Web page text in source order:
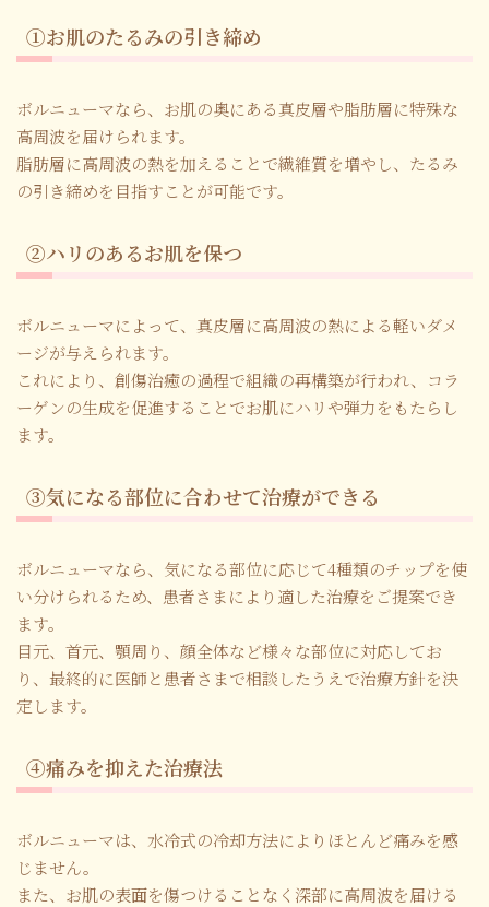
①お肌のたるみの引き締め
ボルニューマなら、お肌の奥にある真皮層や脂肪層に特殊な
高周波を届けられます。
脂肪層に高周波の熱を加えることで繊維質を増やし、たるみ
の引き締めを目指すことが可能です。
②ハリのあるお肌を保つ
ボルニューマによって、真皮層に高周波の熱による軽いダメ
ージが与えられます。
これにより、創傷治癒の過程で組織の再構築が行われ、コラ
ーゲンの生成を促進することでお肌にハリや弾力をもたらし
ます。
③気になる部位に合わせて治療ができる
ボルニューマなら、気になる部位に応じて4種類のチップを使
い分けられるため、患者さまにより適した治療をご提案でき
ます。
目元、首元、顎周り、顔全体など様々な部位に対応してお
り、最終的に医師と患者さまで相談したうえで治療方針を決
定します。
④痛みを抑えた治療法
ボルニューマは、水冷式の冷却方法によりほとんど痛みを感
じません。
また、お肌の表面を傷つけることなく深部に高周波を届ける